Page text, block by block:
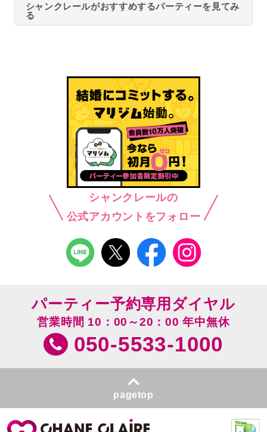
シャンクレールがおすすめするパーティーを見てみ
る
シャンクレールの
公式アカウントをフォロー
パーティー予約専用ダイヤル
営業時間 10：00～20：00 年中無休
050-5533-1000
pagetop